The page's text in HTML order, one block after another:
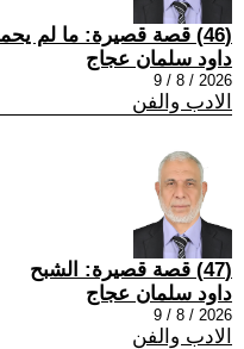
(46) قصة قصيرة: ما لم يحمله الماء
داود سلمان عجاج
2026 / 8 / 9
الادب والفن
(47) قصة قصيرة: الشبح
داود سلمان عجاج
2026 / 8 / 9
الادب والفن